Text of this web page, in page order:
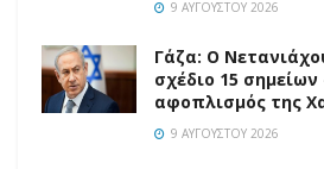
9 ΑΥΓΟΎΣΤΟΥ 2026
Γάζα: Ο
σχέδιο 15
αφοπλισμός της
9 ΑΥΓΟΎΣΤΟΥ 2026